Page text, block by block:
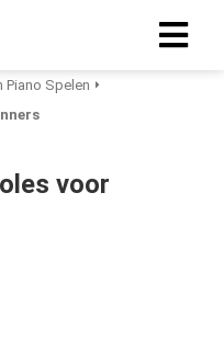
Piano Spelen
voor